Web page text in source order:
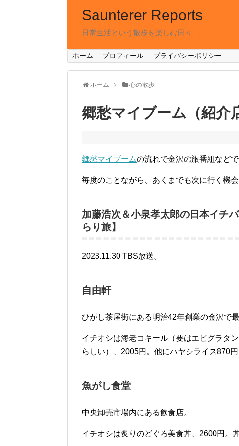
Saunterer Reports
日常生活という散歩を楽しむ日々
ホーム プロフィール プライバシーポリシー
ホーム 心の散歩
郷愁マイブーム（紹介
郷愁マイブームの流れで金沢の旅番組など
毎度のことながら、あくまでも次に行く機
加藤浩次＆小泉孝太郎の日本イチ
らり旅】
2023.11.30 TBS放送。
自由軒
ひがし茶屋街にある明治42年創業の金沢で最
イチオシは海老コキール（要はエビグラタ
らしい）、2005円。他にハヤシライス870円
魚がし食堂
中央卸売市場内にある飲食店。
イチオシは炙りのどぐろ美食丼、2600円。